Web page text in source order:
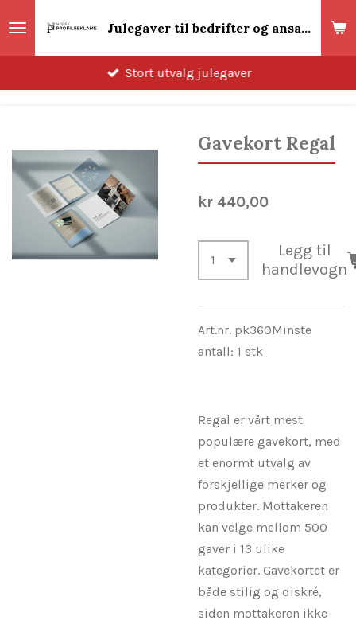
Julegaver til bedrifter og ansatte 2026! Norsk Profilreklame
Stort utvalg julegaver
Gavekort Regal
kr 440,00
Legg til
handlevogn
Art.nr. pk360Minste
antall: 1 stk
Regal er vårt mest
populære gavekort, med
et enormt utvalg av
forskjellige merker og
produkter. Mottakeren
kan velge mellom 500
gaver i 13 ulike
kategorier. Gavekortet er
både stilig og diskré,
siden mottakeren ikke